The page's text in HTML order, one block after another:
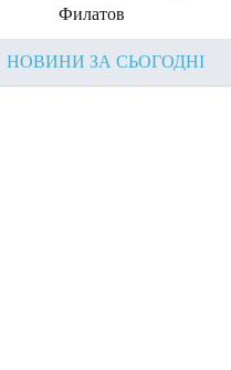
Филатов
НОВИНИ ЗА СЬОГОДНІ